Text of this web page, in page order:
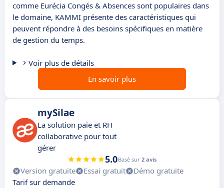
comme Eurécia Congés & Absences sont populaires dans
le domaine, KAMMI présente des caractéristiques qui
peuvent répondre à des besoins spécifiques en matière
de gestion du temps.
Voir plus de détails
En savoir plus
mySilae
La solution paie et RH
collaborative pour tout
gérer
5.0Basé sur 2 avis
Version gratuite Essai gratuit
Démo gratuite
Tarif sur demande